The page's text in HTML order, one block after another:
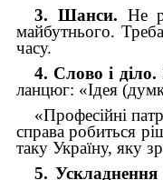
3. Шанси. Не
майбутнього.
часу.
4. Слово і діло.
ланцюг: «Ідея
«Професійні
справа робиться
таку Україну, яку
5. Ускладнення